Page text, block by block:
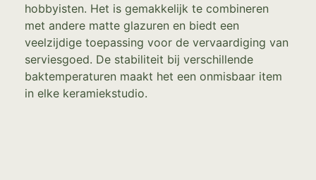
hobbyisten. Het is gemakkelijk te combineren
met andere matte glazuren en biedt een
veelzijdige toepassing voor de vervaardiging van
serviesgoed. De stabiliteit bij verschillende
baktemperaturen maakt het een onmisbaar item
in elke keramiekstudio.